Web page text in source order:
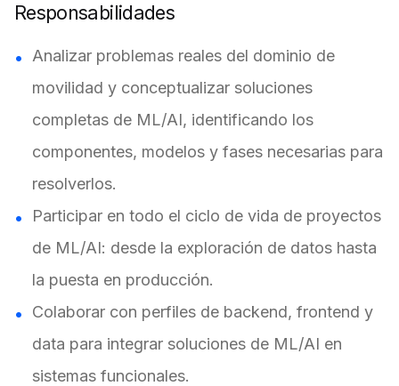
Responsabilidades
Analizar problemas reales del dominio de
movilidad y conceptualizar soluciones
completas de ML/AI, identificando los
componentes, modelos y fases necesarias para
resolverlos.
Participar en todo el ciclo de vida de proyectos
de ML/AI: desde la exploración de datos hasta
la puesta en producción.
Colaborar con perfiles de backend, frontend y
data para integrar soluciones de ML/AI en
sistemas funcionales.